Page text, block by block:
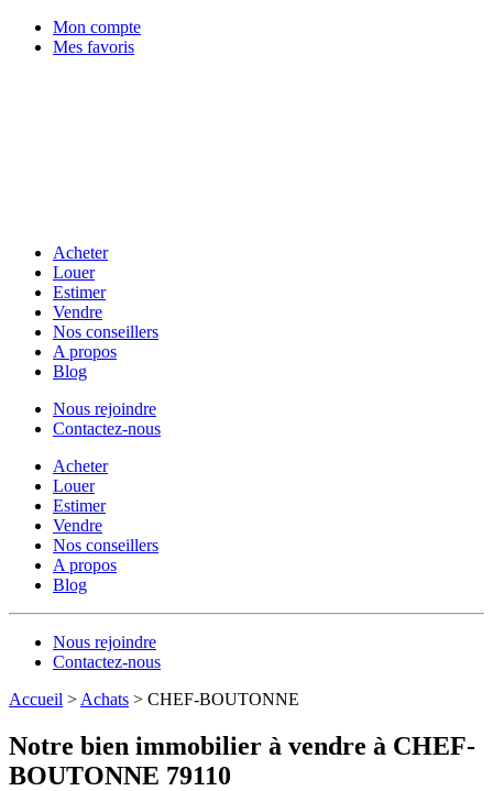
Mon compte
Mes favoris
Acheter
Louer
Estimer
Vendre
Nos conseillers
A propos
Blog
Nous rejoindre
Contactez-nous
Acheter
Louer
Estimer
Vendre
Nos conseillers
A propos
Blog
Nous rejoindre
Contactez-nous
Accueil > Achats > CHEF-BOUTONNE
Notre bien immobilier à vendre à CHEF-
BOUTONNE 79110